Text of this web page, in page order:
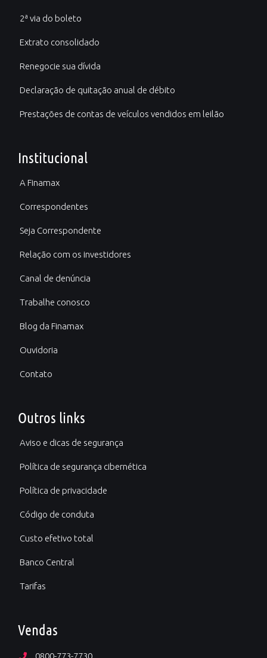
2ª via do boleto
Extrato consolidado
Renegocie sua dívida
Declaração de quitação anual de débito
Prestações de contas de veículos vendidos em leilão
Institucional
A Finamax
Correspondentes
Seja Correspondente
Relação com os investidores
Canal de denúncia
Trabalhe conosco
Blog da Finamax
Ouvidoria
Contato
Outros links
Aviso e dicas de segurança
Política de segurança cibernética
Política de privacidade
Código de conduta
Custo efetivo total
Banco Central
Tarifas
Vendas
0800-773-7730